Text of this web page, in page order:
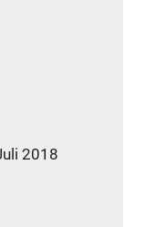
2018